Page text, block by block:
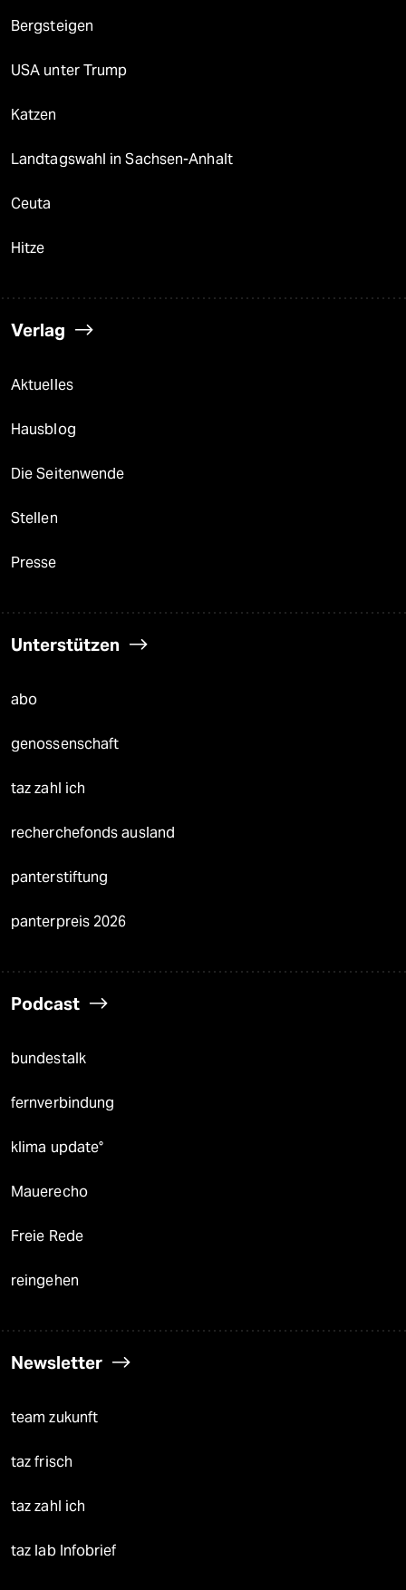
Bergsteigen
USA unter Trump
Katzen
Landtagswahl in Sachsen-Anhalt
Ceuta
Hitze
Verlag
Aktuelles
Hausblog
Die Seitenwende
Stellen
Presse
Unterstützen
abo
genossenschaft
taz zahl ich
recherchefonds ausland
panterstiftung
panterpreis 2026
Podcast
bundestalk
fernverbindung
klima update°
Mauerecho
Freie Rede
reingehen
Newsletter
team zukunft
taz frisch
taz zahl ich
taz lab Infobrief